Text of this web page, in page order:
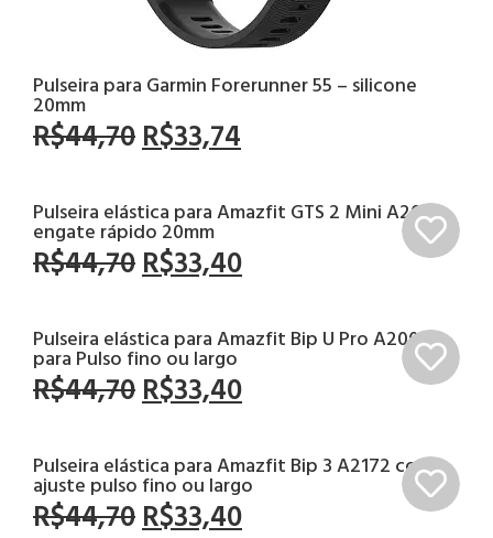
Pulseira para Garmin Forerunner 55 – silicone
20mm
R$44,70 R$33,74
Pulseira elástica para Amazfit GTS 2 Mini A2018
engate rápido 20mm
R$44,70 R$33,40
Pulseira elástica para Amazfit Bip U Pro A2008
para Pulso fino ou largo
R$44,70 R$33,40
Pulseira elástica para Amazfit Bip 3 A2172 com
ajuste pulso fino ou largo
R$44,70 R$33,40